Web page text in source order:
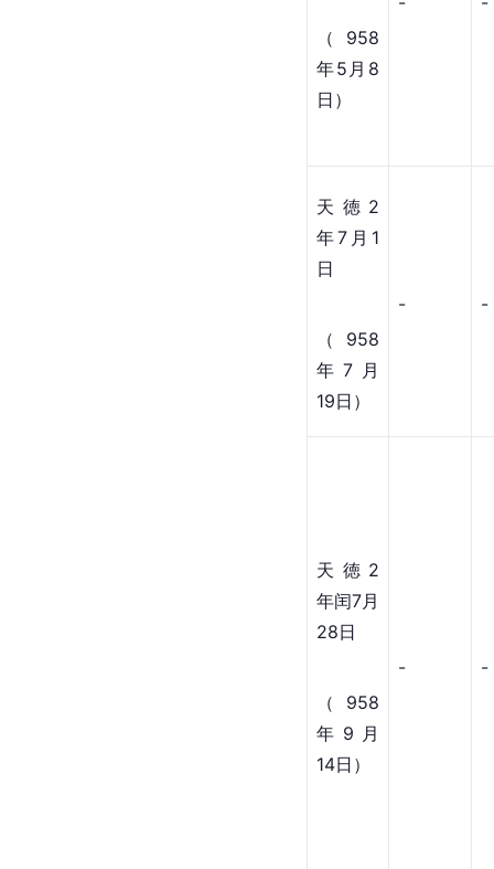
（958
年5月8
日）
天徳2
年7月1
日
（958
年7月
19日）
- -
天徳2
年闰7月
28日
（958
年9月
14日）
- -